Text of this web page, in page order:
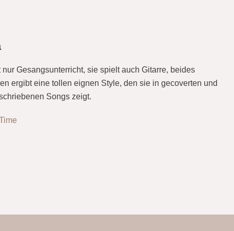
nur Gesangsunterricht, sie spielt auch Gitarre, beides
ergibt eine tollen eignen Style, den sie in gecoverten und
Songs zeigt.